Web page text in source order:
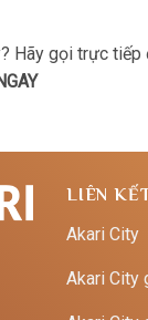
Hãy gọi trực tiếp
LIÊN
Akari City
Akari City